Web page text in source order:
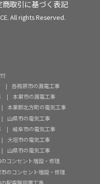
商取引に基づく表記
All rights Reserved.
各務原市の漏電工事
本巣市の漏電工事
本巣郡北方町の電気工事
山県市の電気工事
岐阜市の電気工事
大垣市の電気工事
山県市の電気工事
コンセント増設・修理
のコンセント増設・修理
配電盤設置工事